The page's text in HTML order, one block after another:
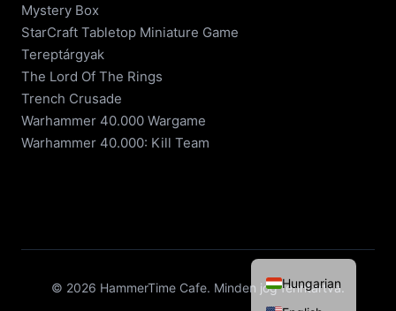
Mystery Box
StarCraft Tabletop Miniature Game
Tereptárgyak
The Lord Of The Rings
Trench Crusade
Warhammer 40.000 Wargame
Warhammer 40.000: Kill Team
© 2026 HammerTime Cafe. Minden jog fenntartva.
Hungarian